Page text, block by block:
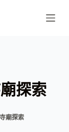
探索
廟探索